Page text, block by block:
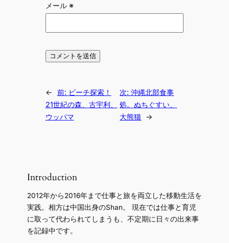
メール ※
← 前: ビーチ探索！
21世紀の森、古宇利、
ウッパマ
次:沖縄北部食事
処。ぬちぐすい、
大熊猫 →
Introduction
2012年から2016年まで仕事と旅を両立した移動生活を
実践。相方は中国出身のShan。 現在では仕事と育児
に取って代わられてしまうも、不定期に日々の出来事
を記録中です。